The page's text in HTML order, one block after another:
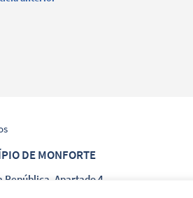
DE MONFORTE
República, Apartado 4